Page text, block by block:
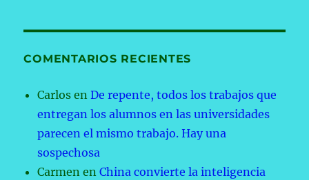
COMENTARIOS RECIENTES
Carlos enDe repente, todos los trabajos que
entregan los alumnos en las universidades
parecen el mismo trabajo. Hay una
sospechosa
Carmen enChina convierte la inteligencia